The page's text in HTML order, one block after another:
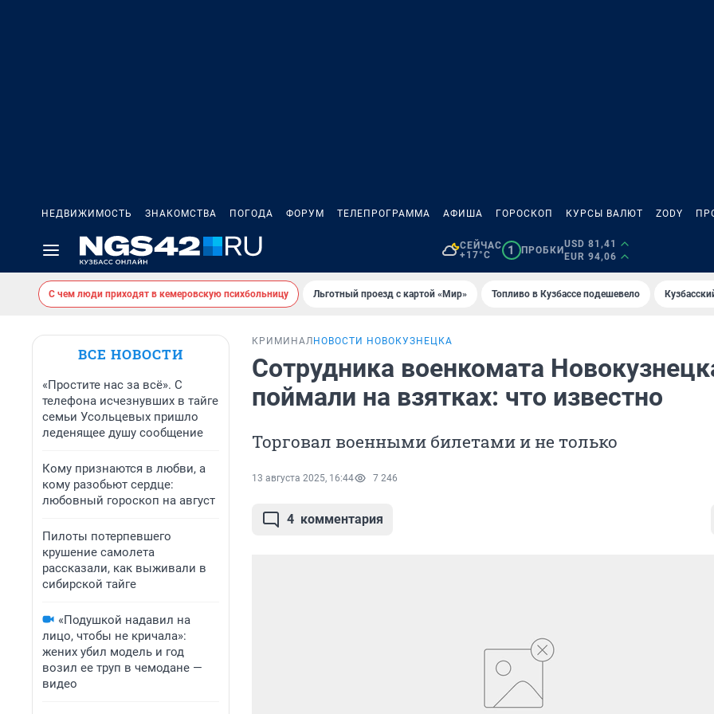
НЕДВИЖИМОСТЬ ЗНАКОМСТВА ПОГОДА ФОРУМ ТЕЛЕПРОГРАММА АФИША ГОРОСКОП КУРСЫ ВАЛЮТ ZODY
СЕЙЧАС
+17°C
1 ПРОБКИ
USD 81,41
EUR 94,06
С чем люди приходят в кемеровскую психбольницу Льготный проезд с картой «Мир» Топливо в Кузбассе подешевело
ВСЕ НОВОСТИ
«Простите нас за всё». С
телефона исчезнувших в тайге
семьи Усольцевых пришло
леденящее душу сообщение
Кому признаются в любви, а
кому разобьют сердце:
любовный гороскоп на август
Пилоты потерпевшего
крушение самолета
рассказали, как выживали в
сибирской тайге
«Подушкой надавил на
лицо, чтобы не кричала»:
жених убил модель и год
возил ее труп в чемодане —
видео
КРИМИНАЛ НОВОСТИ НОВОКУЗНЕЦКА
Сотрудника военкомата
поймали на взятках: что известно
Торговал военными билетами и не только
13 августа 2025, 16:44 7 246
4 комментария